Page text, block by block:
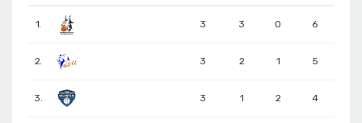
1. 3 3 0 6
2. 3 2 1 5
3. 3 1 2 4